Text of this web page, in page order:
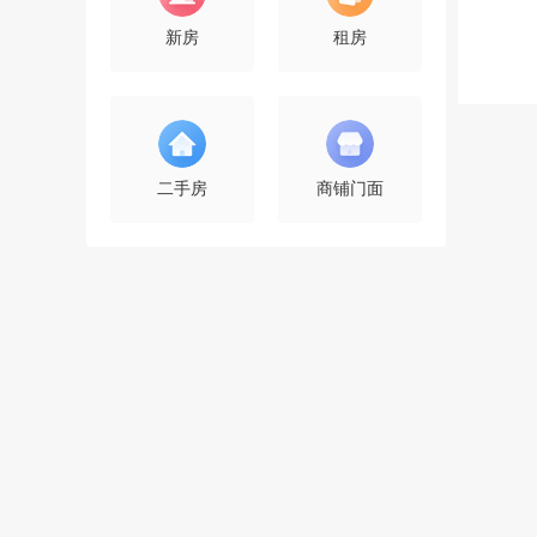
新房 租房
二手房 商铺门面